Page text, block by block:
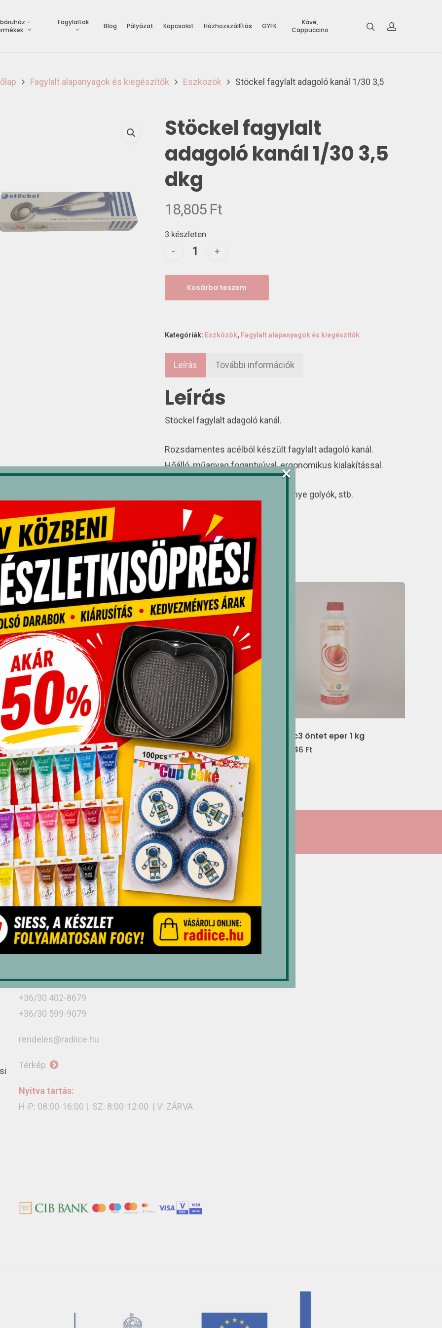
–
Fagylaltok Blog Pályázat Kapcsolat Házhozszállítás GYFK
Kávé,
Cappuccino
Fagylalt alapanyagok és kiegészítők Eszközök Stöckel fagylalt adagoló kanál 1/30 3,5
Stöckel fagylalt
adagoló kanál 1/30 3,5
dkg
18,805 Ft
3 készleten
Kosárba teszem
Kategóriák: Eszközök, Fagylalt alapanyagok és kiegészítők
Leírás További információk
Leírás
Stöckel fagylalt adagoló kanál.
Rozsdamentes acélból készült fagylalt adagoló kanál.
Hőálló, műanyag fogantyúval, ergonomikus kialakítással.
Fagylalt, rizs, vaj, krumplipüré, dinnye golyók, stb.
adagolásához.
termékek
öntet eper 1,2kg
Fagyis mintás kehely 500
ml
4,128Ft
Mec3 öntet eper 1 kg
6,046 Ft
Üzletünk
Debrecen, Monostorpályi út 9-11, 4030
+36/30 636-3775
+36/30 402-8679
+36/30 599-9079
rendeles@radiice.hu
Térkép
Nyitva tartás:
H-P: 08:00-16:00 | SZ: 8:00-12:00 | V: ZÁRVA
×